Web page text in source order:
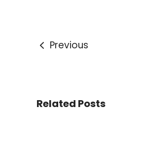
Previous
Related Posts